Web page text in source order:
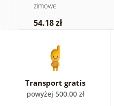
zimowe
54.18 zł
Transport gratis
powyżej 500.00 zł